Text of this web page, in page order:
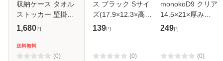
収納ケース タオル
ストッカー 壁掛け
吊り下げ 通気性の
タオルホルダー フ
ェイスタオル 保管
1,680円
送料無料
(0)
ス ブラック Sサイ
ズ(17.9×12.3×高さ
5.8cm)
139円
(0)
monokoD9 クリア
14.5×21×厚み
4.2cm
249円
(0)